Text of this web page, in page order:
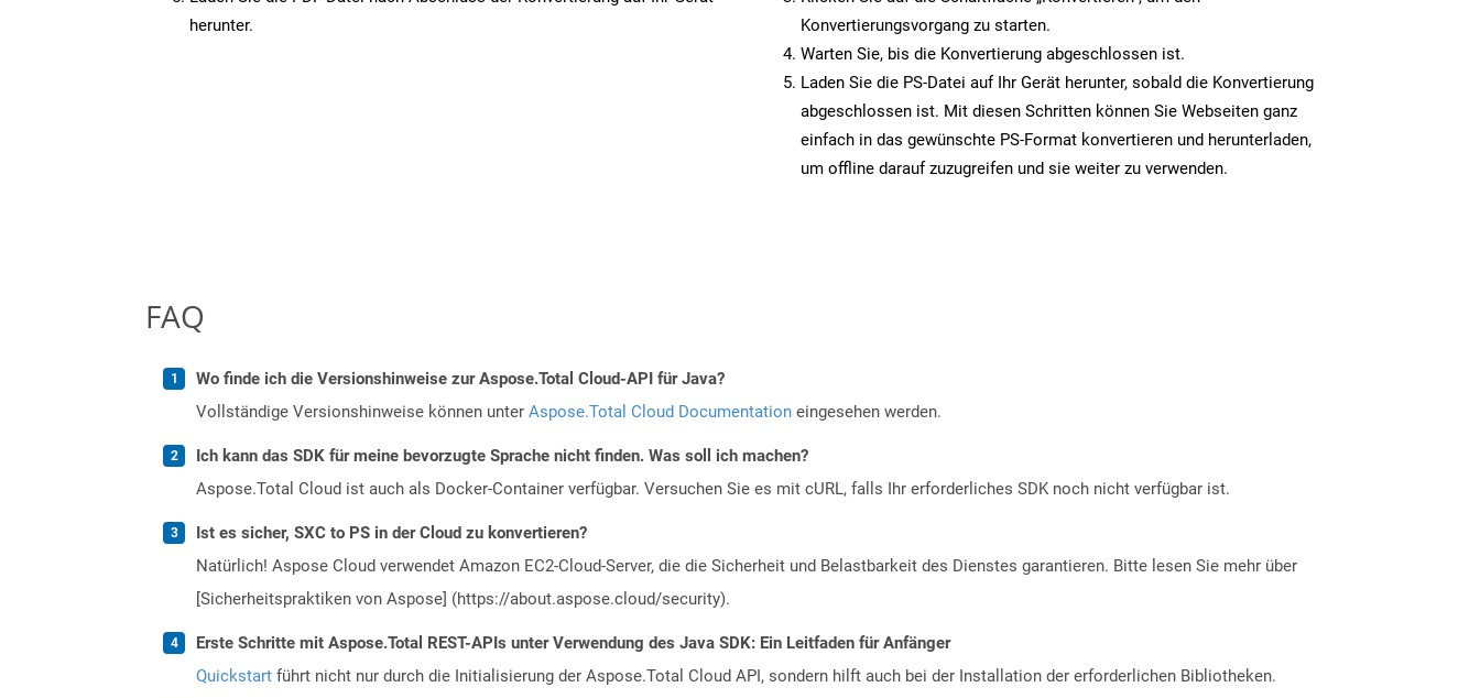
herunter.
Konvertierungsvorgang zu starten.
Warten Sie, bis die Konvertierung abgeschlossen ist.
Laden Sie die PS-Datei auf Ihr Gerät herunter, sobald die Konvertierung
abgeschlossen ist. Mit diesen Schritten können Sie Webseiten ganz
einfach in das gewünschte PS-Format konvertieren und herunterladen,
um offline darauf zuzugreifen und sie weiter zu verwenden.
FAQ
Wo finde ich die Versionshinweise zur Aspose.Total Cloud-API für Java?
Vollständige Versionshinweise können unter Aspose.Total Cloud Documentation eingesehen werden.
Ich kann das SDK für meine bevorzugte Sprache nicht finden. Was soll ich machen?
Aspose.Total Cloud ist auch als Docker-Container verfügbar. Versuchen Sie es mit cURL, falls Ihr erforderliches SDK noch nicht verfügbar ist.
Ist es sicher, SXC to PS in der Cloud zu konvertieren?
Natürlich! Aspose Cloud verwendet Amazon EC2-Cloud-Server, die die Sicherheit und Belastbarkeit des Dienstes garantieren. Bitte lesen Sie mehr über
[Sicherheitspraktiken von Aspose] (https://about.aspose.cloud/security).
Erste Schritte mit Aspose.Total REST-APIs unter Verwendung des Java SDK: Ein Leitfaden für Anfänger
Quickstart führt nicht nur durch die Initialisierung der Aspose.Total Cloud API, sondern hilft auch bei der Installation der erforderlichen Bibliotheken.